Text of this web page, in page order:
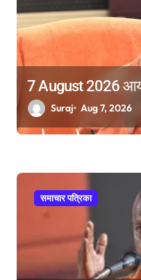
7 August 2026
Suraj Aug 7, 2026
समाचार पत्रिका